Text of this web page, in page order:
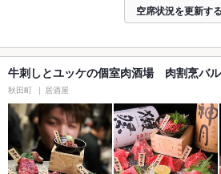
空席状況を更新する
牛刺しとユッケの個室肉酒場 肉割烹バ
秋田町 居酒屋